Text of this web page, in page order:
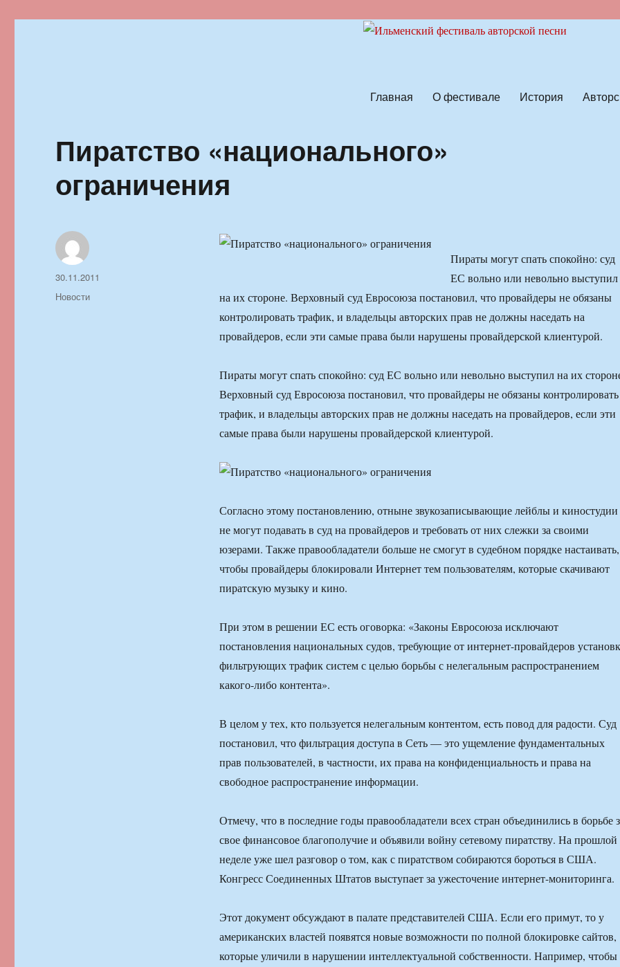
Главная О фестивале История
Пиратство «национального»
ограничения
Пираты могут спать спокойно: суд
ЕС вольно или невольно выступил
на их стороне. Верховный суд Евросоюза постановил, что провайдеры не обязаны
контролировать трафик, и владельцы авторских прав не должны наседать на
провайдеров, если эти самые права были нарушены провайдерской клиентурой.
Пираты могут спать спокойно: суд ЕС вольно или невольно выступил на их
Верховный суд Евросоюза постановил, что провайдеры не обязаны контролировать
трафик, и владельцы авторских прав не должны наседать на провайдеров, если эти
самые права были нарушены провайдерской клиентурой.
Согласно этому постановлению, отныне звукозаписывающие лейблы и киностудии
не могут подавать в суд на провайдеров и требовать от них слежки за своими
юзерами. Также правообладатели больше не смогут в судебном порядке настаивать,
чтобы провайдеры блокировали Интернет тем пользователям, которые скачивают
пиратскую музыку и кино.
При этом в решении ЕС есть оговорка: «Законы Евросоюза исключают
постановления национальных судов, требующие от интернет-провайдеров
фильтрующих трафик систем с целью борьбы с нелегальным распространением
какого-либо контента».
В целом у тех, кто пользуется нелегальным контентом, есть повод для радости. Суд
постановил, что фильтрация доступа в Сеть — это ущемление фундаментальных
прав пользователей, в частности, их права на конфиденциальность и права на
свободное распространение информации.
Отмечу, что в последние годы правообладатели всех стран объединились в борьбе
свое финансовое благополучие и объявили войну сетевому пиратству. На прошлой
неделе уже шел разговор о том, как с пиратством собираются бороться в США.
Конгресс Соединенных Штатов выступает за ужесточение интернет-мониторинга.
Этот документ обсуждают в палате представителей США. Если его примут, то у
американских властей появятся новые возможности по полной блокировке сайтов,
которые уличили в нарушении интеллектуальной собственности. Например, чтобы
Автор
Опубликовано
30.11.2011
Рубрики
Новости